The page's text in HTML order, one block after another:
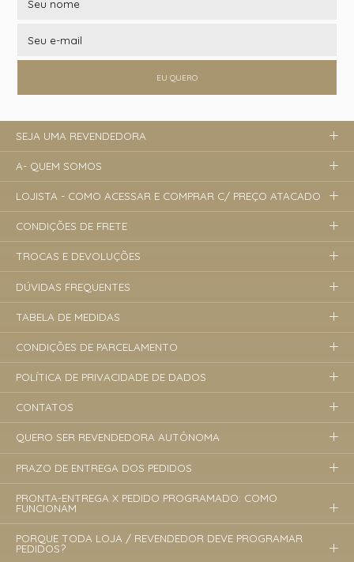
EU QUERO
SEJA UMA REVENDEDORA
A- QUEM SOMOS
LOJISTA - COMO ACESSAR E COMPRAR C/ PREÇO ATACADO
CONDIÇÕES DE FRETE
TROCAS E DEVOLUÇÕES
DÚVIDAS FREQUENTES
TABELA DE MEDIDAS
CONDIÇÕES DE PARCELAMENTO
POLÍTICA DE PRIVACIDADE DE DADOS
CONTATOS
QUERO SER REVENDEDORA AUTÔNOMA
PRAZO DE ENTREGA DOS PEDIDOS
PRONTA-ENTREGA X PEDIDO PROGRAMADO: COMO
FUNCIONAM
PORQUE TODA LOJA / REVENDEDOR DEVE PROGRAMAR
PEDIDOS?